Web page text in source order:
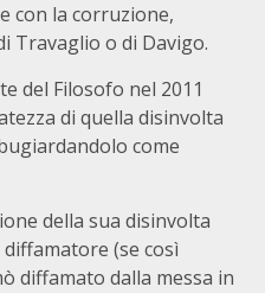
con la corruzione,
Travaglio o di Davigo.
del Filosofo nel 2011
di quella disinvolta
come
della sua disinvolta
diffamatore (se così
diffamato dalla messa in